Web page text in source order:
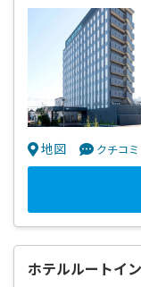
地図 クチコミ
ホテルルートイ